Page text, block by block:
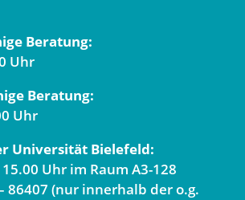
Beratung:
Uhr
Beratung:
Uhr
Universität Bielefeld:
Uhr im Raum A3-128
86407 (nur innerhalb der o.g.